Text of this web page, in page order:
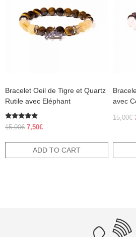
Bracelet Oeil de Tigre et Quartz
Rutile avec Eléphant
Rated
5.00
15,00€ Original
7,50€Current
ADD TO CART
avec
15,00€